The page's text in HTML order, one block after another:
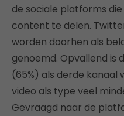
de sociale platforms
content te delen.
worden doorhen als
genoemd. Opvallend is
(65%) als derde
video als type veel
Gevraagd naar de